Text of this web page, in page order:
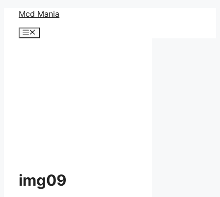
Mcd Mania
メ
img09